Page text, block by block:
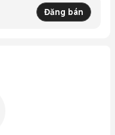
Đăng bán